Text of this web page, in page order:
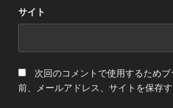
サイト
次回のコメントで使用するため
前、メールアドレス、サイトを保存す